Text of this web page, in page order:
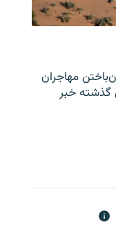
مهاجران
گذشته خبر